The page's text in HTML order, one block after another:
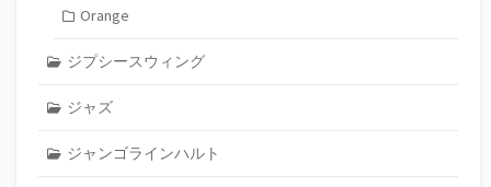
Orange
ジプシースウィング
ジャズ
ジャンゴラインハルト